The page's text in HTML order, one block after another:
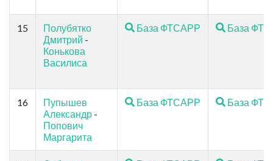
15
Полубятко
Дмитрий -
Конькова
Василиса
База ФТСАРР База
16
Пупышев
Александр -
Попович
Маргарита
База ФТСАРР База